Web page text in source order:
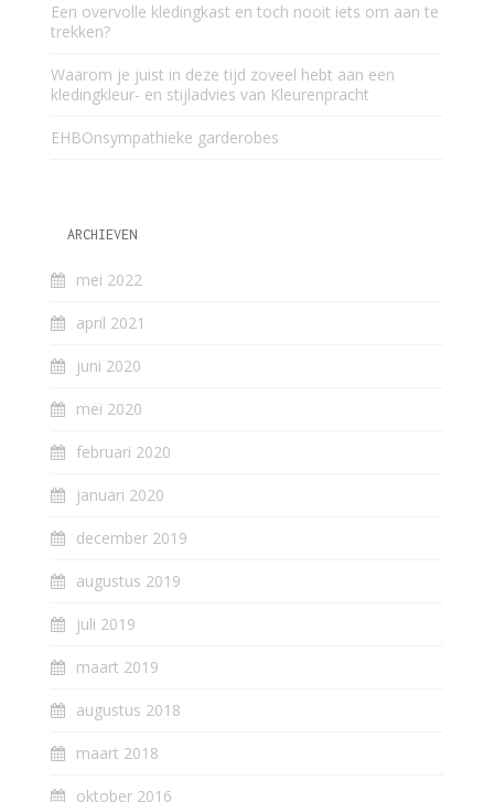
Een overvolle kledingkast en toch nooit iets om aan te
trekken?
Waarom je juist in deze tijd zoveel hebt aan een
kledingkleur- en stijladvies van Kleurenpracht
EHBOnsympathieke garderobes
ARCHIEVEN
mei 2022
april 2021
juni 2020
mei 2020
februari 2020
januari 2020
december 2019
augustus 2019
juli 2019
maart 2019
augustus 2018
maart 2018
oktober 2016